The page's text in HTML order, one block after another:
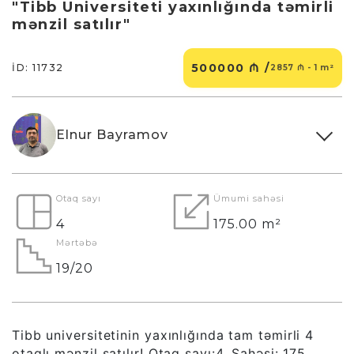
"Tibb Universiteti yaxınlığında təmirli
mənzil satılır"
İD: 11732 500000 ₼ /2857 ₼ - 1 m²
Elnur Bayramov
Otaq sayı
4
Ümumi sahəsi
175.00 m²
Mərtəbə
19/20
Tibb universitetinin yaxınlığında tam təmirli 4